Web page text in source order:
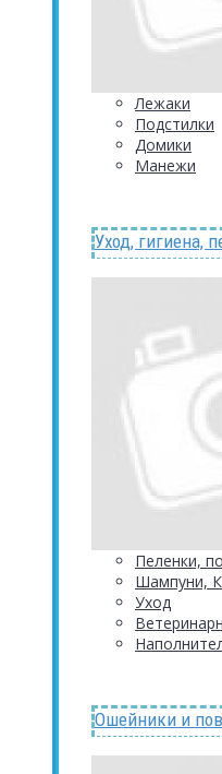
Лежаки
Подстилки
Домики
Манежи
Уход, гигиена,
Пеленки,
Шампуни,
Уход
Ошейники и